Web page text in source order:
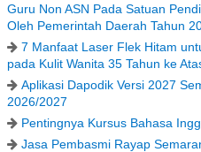
Guru Non ASN Pada Satuan
Oleh Pemerintah Daerah Tahun
7 Manfaat Laser Flek Hitam
pada Kulit Wanita 35 Tahun ke
Aplikasi Dapodik Versi 2027
2026/2027
Pentingnya Kursus Bahasa
Jasa Pembasmi Rayap